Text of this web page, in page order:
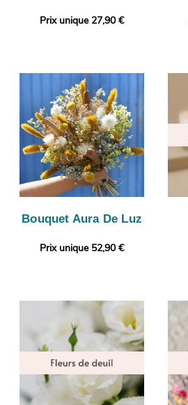
Prix unique 27,90 €
Bouquet Aura De Luz
Prix unique 52,90 €